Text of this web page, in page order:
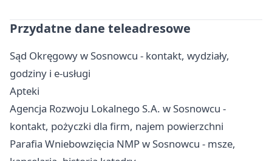
Przydatne dane teleadresowe
Sąd Okręgowy w Sosnowcu - kontakt, wydziały,
godziny i e-usługi
Apteki
Agencja Rozwoju Lokalnego S.A. w Sosnowcu -
kontakt, pożyczki dla firm, najem powierzchni
Parafia Wniebowzięcia NMP w Sosnowcu - msze,